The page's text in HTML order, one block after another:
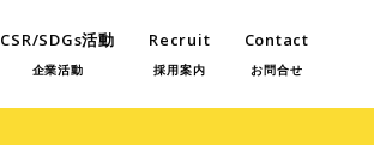
CSR/SDGs活動
企業活動
Recruit
採用案内
Contact
お問合せ